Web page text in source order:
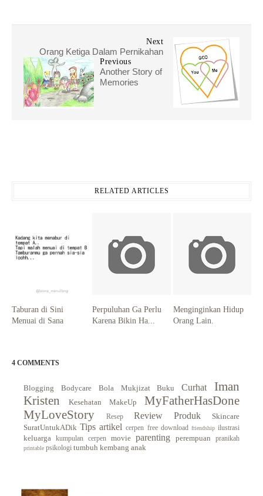
Next
Orang Ketiga Dalam Pernikahan
Previous
Another Story of
Memories
RELATED ARTICLES
Taburan di Sini
Menuai di Sana
Perpuluhan Ga Perlu
Karena Bikin Ha...
Menginginkan Hidup
Orang Lain.
4 COMMENTS
Blogging Bodycare Bola Mukjizat Buku Curhat
Iman
Kristen
Kesehatan MakeUp
MyFatherHasDone
MyLoveStory
Resep Review Produk
Skincare
SuratUntukADik Tips artikel cerpen free download friendship ilustrasi
keluarga kumpulan cerpen movie parenting perempuan pranikah
printable psikologi tumbuh kembang anak